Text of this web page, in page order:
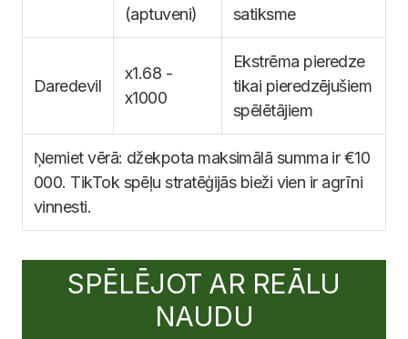
(aptuveni)
satiksme
Daredevil
x1.68 -
x1000
Ekstrēma pieredze
tikai pieredzējušiem
spēlētājiem
Ņemiet vērā: džekpota maksimālā summa ir €10
000. TikTok spēļu stratēģijās bieži vien ir agrīni
vinnesti.
SPĒLĒJOT AR REĀLU
NAUDU